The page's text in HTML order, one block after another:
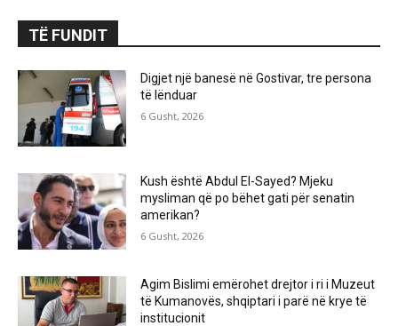
TË FUNDIT
Digjet një banesë në Gostivar, tre persona
të lënduar
6 Gusht, 2026
Kush është Abdul El-Sayed? Mjeku
mysliman që po bëhet gati për senatin
amerikan?
6 Gusht, 2026
Agim Bislimi emërohet drejtor i ri i Muzeut
të Kumanovës, shqiptari i parë në krye të
institucionit